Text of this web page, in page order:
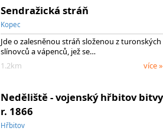
Sendražická stráň
Kopec
Jde o zalesněnou stráň složenou z turonských
slínovců a vápenců, jež se…
1.2km
více »
Neděliště - vojenský hřbitov bitvy
r. 1866
Hřbitov